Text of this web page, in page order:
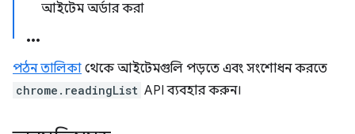
আইটেম অর্ডার করা
পঠন তালিকা থেকে আইটেমগুলি পড়তে এবং সংশোধন করতে
chrome.readingList API ব্যবহার করুন।